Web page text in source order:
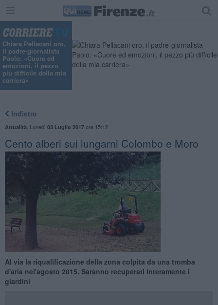
Chiara Pellacani oro,
il padre-giornalista
Paolo: «Cuore ed
emozioni, il pezzo
più difficile della mia
carriera»
Indietro
Attualità Lunedì 03 Luglio 2017ore 15:12
Cento alberi sui lungarni Colombo e Moro
Al via la riqualificazione della zona colpita da una tromba
d'aria nel'agosto 2015. Saranno recuperati interamente i
giardini